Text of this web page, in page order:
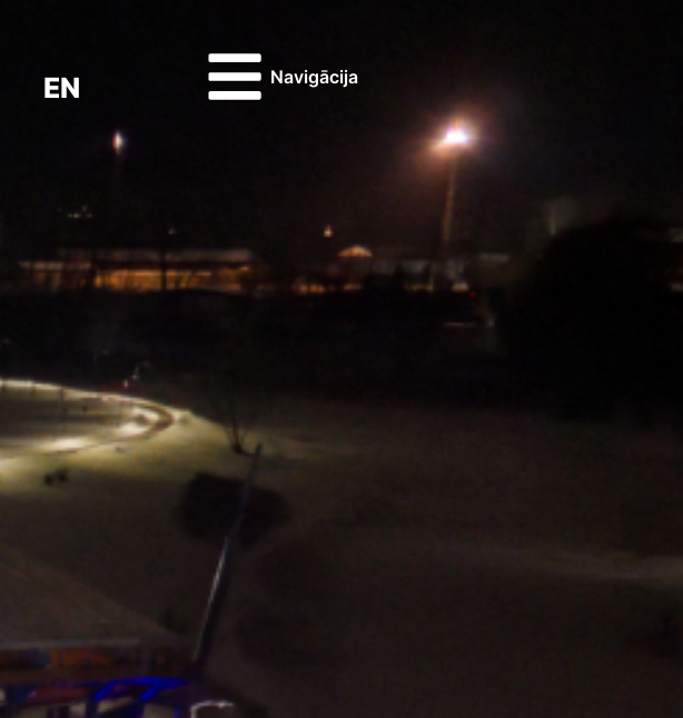
EN Navigācija